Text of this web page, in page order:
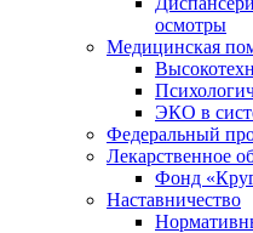
осмотры
Медицинская
ЭКО в
Федеральный
Лекарственное
Фонд
Наставничество